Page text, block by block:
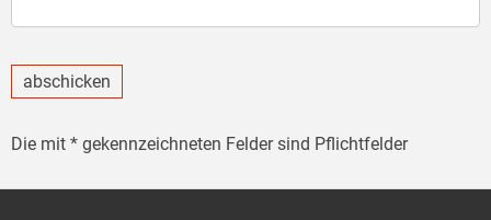
abschicken
Die mit * gekennzeichneten Felder sind Pflichtfelder